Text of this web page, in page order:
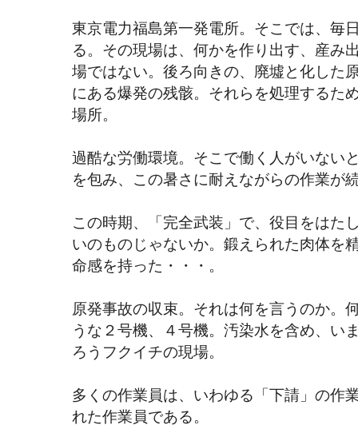
東京電力福島第一発電所。そこでは、毎
る。その現場は、何かを作り出す、産み
場ではない。後ろ向きの、廃墟と化した
にある爆発の残骸。それらを処理するた
場所。
過酷な労働環境。そこで働く人がいない
を包み、この暑さに耐えながらの作業が
この時期、「完全武装」で、役目をはた
いのものじゃないか。鍛えられた肉体を
命感を持った・・・。
原発事故の収束。それは何を言うのか。
うな２号機、４号機。汚染水を含め、い
ろうフクイチの現場。
多くの作業員は、いわゆる「下請」の作
れた作業員である。